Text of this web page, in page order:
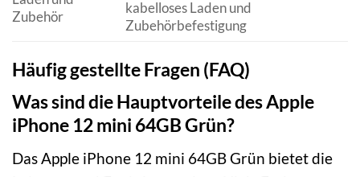
Zubehör
kabelloses Laden und
Zubehörbefestigung
Häufig gestellte Fragen (FAQ)
Was sind die Hauptvorteile des Apple
iPhone 12 mini 64GB Grün?
Das Apple iPhone 12 mini 64GB Grün bietet die